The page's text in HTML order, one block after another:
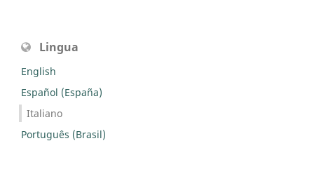
Lingua
English
Español (España)
Italiano
Português (Brasil)